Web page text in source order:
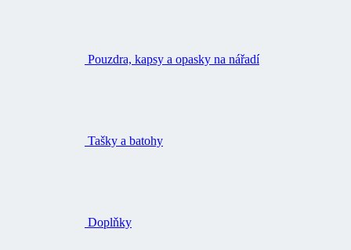
Pouzdra, kapsy a opasky na nářadí
Tašky a batohy
Doplňky